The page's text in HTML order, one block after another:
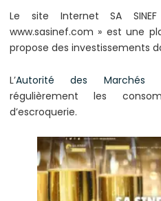
Le site Internet SA
www.sasinef.com » est une
propose des investissements
L’Autorité des Marchés
régulièrement les
d’escroquerie.